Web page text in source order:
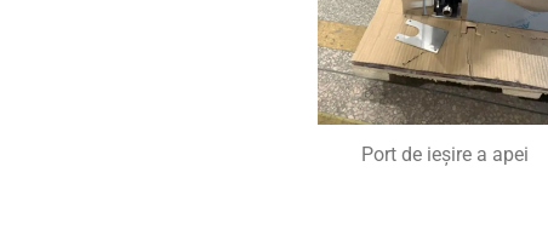
Port de ieșire a apei